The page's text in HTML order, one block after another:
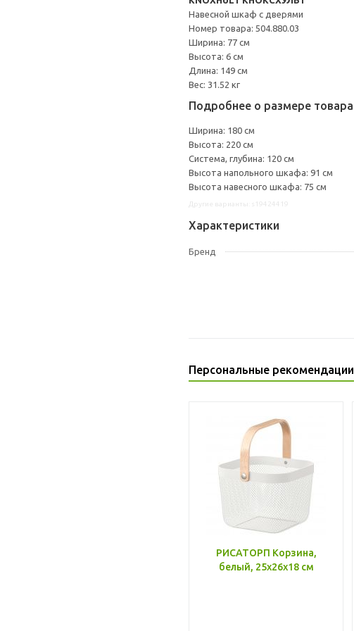
Навесной шкаф с дверями
Номер товара: 504.880.03
Ширина: 77 см
Высота: 6 см
Длина: 149 см
Вес: 31.52 кг
Подробнее о размере товара
Ширина: 180 см
Высота: 220 см
Система, глубина: 120 см
Высота напольного шкафа: 91 см
Высота навесного шкафа: 75 см
Характеристики
Бренд
Персональные рекомендации
РИСАТОРП Корзина,
белый, 25x26x18 см